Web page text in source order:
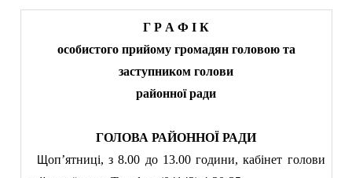
Г Р А Ф І К
особистого прийому громадян головою та
заступником голови
районної ради
ГОЛОВА РАЙОННОЇ РАДИ
Щ оп’ятниці, з 8.00 до 13.00 години, кабінет голови